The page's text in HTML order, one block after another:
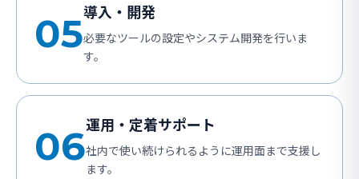
05導入・開発
必要なツールの設定やシステム開発を行いま
す。
06運用・定着サポート
社内で使い続けられるように運用面まで支援し
ます。